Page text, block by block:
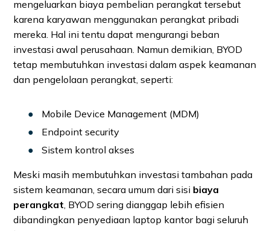
mengeluarkan biaya pembelian perangkat tersebut
karena karyawan menggunakan perangkat pribadi
mereka. Hal ini tentu dapat mengurangi beban
investasi awal perusahaan. Namun demikian, BYOD
tetap membutuhkan investasi dalam aspek keamanan
dan pengelolaan perangkat, seperti:
Mobile Device Management (MDM)
Endpoint security
Sistem kontrol akses
Meski masih membutuhkan investasi tambahan pada
sistem keamanan, secara umum dari sisi biaya
perangkat , BYOD sering dianggap lebih efisien
dibandingkan penyediaan laptop kantor bagi seluruh